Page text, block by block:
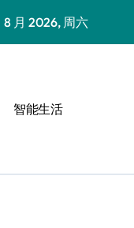
8 月 2026, 周六
智能生活